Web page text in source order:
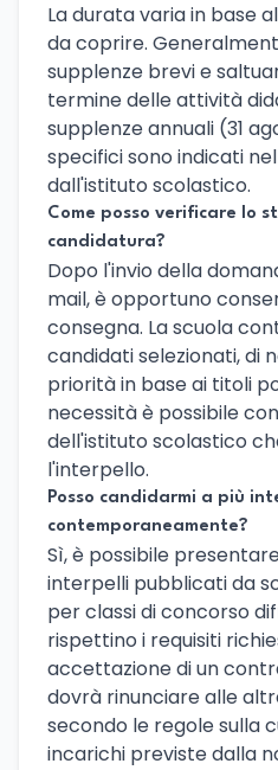
La durata varia in base
da coprire.
supplenze brevi e
termine delle attività
supplenze annuali (31
specifici sono indicati
dall'istituto scolastico.
Come posso verificare lo
candidatura?
Dopo l'invio della
mail, è opportuno
consegna. La scuola
candidati selezionati, di
priorità in base ai titoli
necessità è possibile
dell'istituto scolastico
l'interpello.
Posso candidarmi a più
contemporaneamente?
Sì, è possibile
interpelli pubblicati da
per classi di concorso
rispettino i requisiti
accettazione di un
dovrà rinunciare alle
secondo le regole sulla
incarichi previste dalla